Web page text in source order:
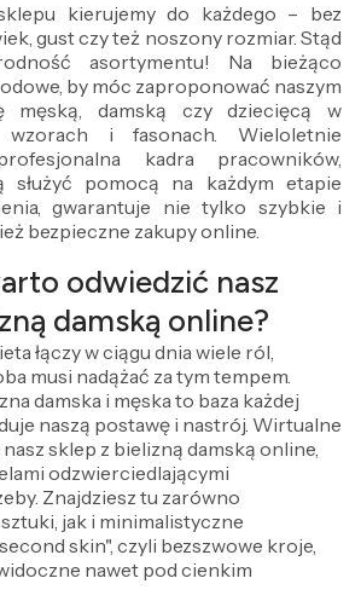
kierujemy do każdego – bez
gust czy też noszony rozmiar. Stąd
asortymentu! Na bieżąco
by móc zaproponować naszym
męską, damską czy dziecięcą w
wzorach i fasonach. Wieloletnie
kadra pracowników,
pomocą na każdym etapie
gwarantuje nie tylko szybkie i
bezpieczne zakupy online.
odwiedzić nasz
damską online?
łączy w ciągu dnia wiele ról,
musi nadążać za tym tempem.
damska i męska to baza każdej
naszą postawę i nastrój. Wirtualne
sklep z bielizną damską online,
odzwierciedlającymi
Znajdziesz tu zarówno
jak i minimalistyczne
skin", czyli bezszwowe kroje,
nawet pod cienkim